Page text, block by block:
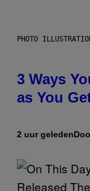
PHOTO
3 Ways
as You
2 uur geleden